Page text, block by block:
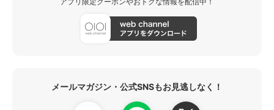
メールマガジン・公式SNSもお見逃しなく！